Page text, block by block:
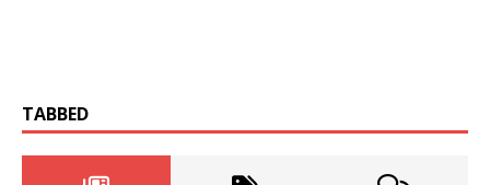
TABBED